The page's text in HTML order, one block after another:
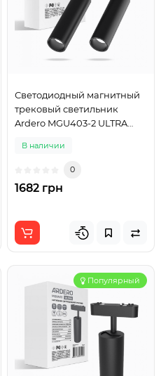
Светодиодный магнитный
трековый светильник
Ardero MGU403-2 ULTRA
В наличии
0
1682 грн
Популярный